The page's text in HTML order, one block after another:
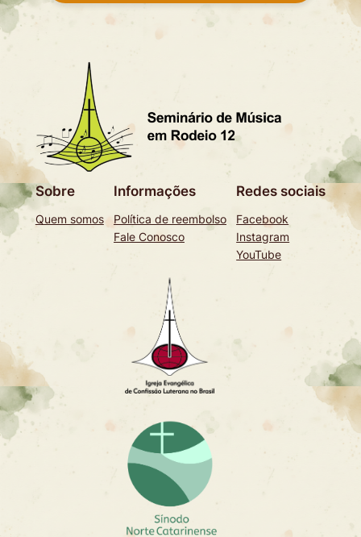
Sobre
Quem somos
Informações
Política de reembolso
Fale Conosco
Redes sociais
Facebook
Instagram
YouTube